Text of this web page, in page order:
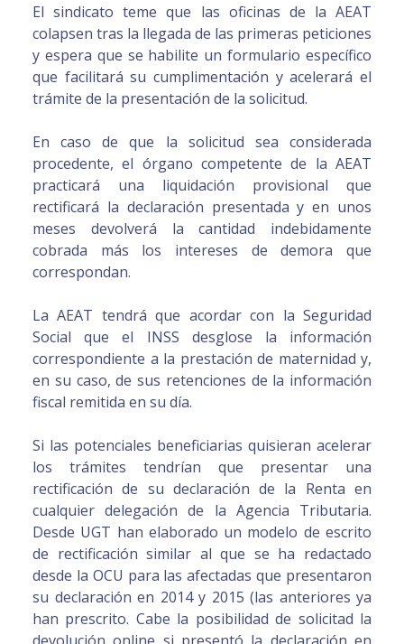
El sindicato teme que las oficinas de la AEAT
colapsen tras la llegada de las primeras peticiones
y espera que se habilite un formulario específico
que facilitará su cumplimentación y acelerará el
trámite de la presentación de la solicitud.
En caso de que la solicitud sea considerada
procedente, el órgano competente de la AEAT
practicará una liquidación provisional que
rectificará la declaración presentada y en unos
meses devolverá la cantidad indebidamente
cobrada más los intereses de demora que
correspondan.
La AEAT tendrá que acordar con la Seguridad
Social que el INSS desglose la información
correspondiente a la prestación de maternidad y,
en su caso, de sus retenciones de la información
fiscal remitida en su día.
Si las potenciales beneficiarias quisieran acelerar
los trámites tendrían que presentar una
rectificación de su declaración de la Renta en
cualquier delegación de la Agencia Tributaria.
Desde UGT han elaborado un modelo de escrito
de rectificación similar al que se ha redactado
desde la OCU para las afectadas que presentaron
su declaración en 2014 y 2015 (las anteriores ya
han prescrito. Cabe la posibilidad de solicitad la